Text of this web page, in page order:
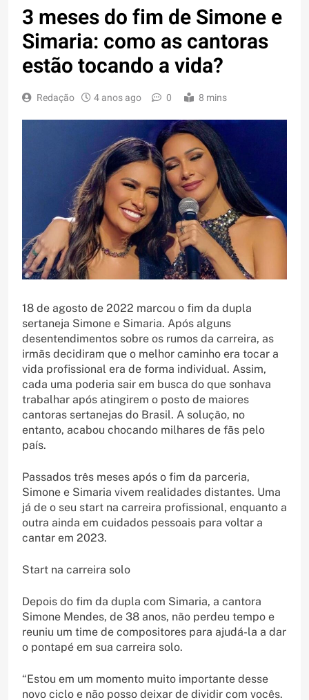
3 meses do fim de Simone e
Simaria: como as cantoras
estão tocando a vida?
Redação 4 anos ago 0 8 mins
18 de agosto de 2022 marcou o fim da dupla
sertaneja Simone e Simaria. Após alguns
desentendimentos sobre os rumos da carreira, as
irmãs decidiram que o melhor caminho era tocar a
vida profissional era de forma individual. Assim,
cada uma poderia sair em busca do que sonhava
trabalhar após atingirem o posto de maiores
cantoras sertanejas do Brasil. A solução, no
entanto, acabou chocando milhares de fãs pelo
país.
Passados três meses após o fim da parceria,
Simone e Simaria vivem realidades distantes. Uma
já de o seu start na carreira profissional, enquanto a
outra ainda em cuidados pessoais para voltar a
cantar em 2023.
Start na carreira solo
Depois do fim da dupla com Simaria, a cantora
Simone Mendes, de 38 anos, não perdeu tempo e
reuniu um time de compositores para ajudá-la a dar
o pontapé em sua carreira solo.
“Estou em um momento muito importante desse
novo ciclo e não posso deixar de dividir com vocês.